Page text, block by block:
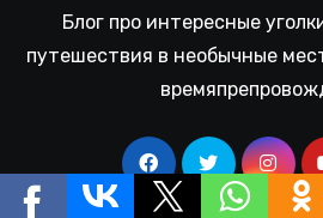
Блог про интересные
путешествия в необычные